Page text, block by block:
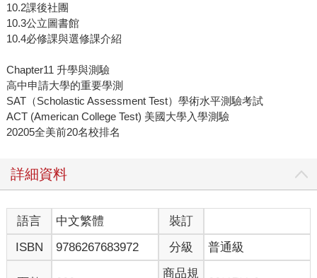
10.2課後社團
10.3公立圖書館
10.4必修課與選修課介紹
Chapter11 升學與測驗
高中申請大學的重要學測
SAT（Scholastic Assessment Test）學術水平測驗考試
ACT (American College Test) 美國大學入學測驗
20205全美前20名校排名
詳細資料
語言 中文繁體
裝訂
ISBN
9786267683972 分級 普通級
商品規